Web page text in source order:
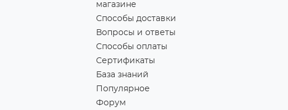
магазине
Способы доставки
Вопросы и ответы
Способы оплаты
Сертификаты
База знаний
Популярное
Форум